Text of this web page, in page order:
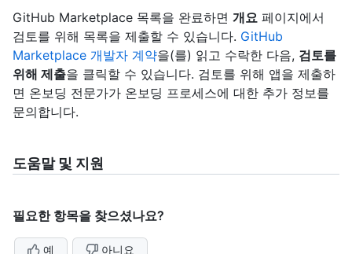
GitHub Marketplace 목록을 완료하면 개요 페이지에서
검토를 위해 목록을 제출할 수 있습니다. GitHub
Marketplace 개발자 계약을(를) 읽고 수락한 다음, 검토를
위해 제출을 클릭할 수 있습니다. 검토를 위해 앱을 제출하
면 온보딩 전문가가 온보딩 프로세스에 대한 추가 정보를
문의합니다.
도움말 및 지원
필요한 항목을 찾으셨나요?
예 아니요